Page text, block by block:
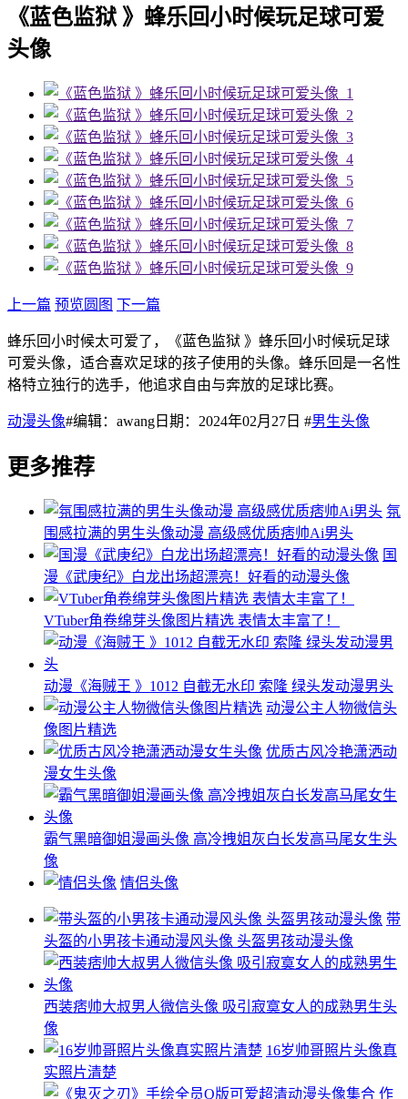
《蓝色监狱 》蜂乐回小时候玩足球可爱
头像
上一篇 预览圆图 下一篇
蜂乐回小时候太可爱了，《蓝色监狱 》蜂乐回小时候玩足球
可爱头像，适合喜欢足球的孩子使用的头像。蜂乐回是一名性
格特立独行的选手，他追求自由与奔放的足球比赛。
动漫头像#编辑：awang日期：2024年02月27日 #男生头像
更多推荐
氛
围感拉满的男生头像动漫 高级感优质痞帅Ai男头
国
漫《武庚纪》白龙出场超漂亮！好看的动漫头像
VTuber角卷绵芽头像图片精选 表情太丰富了！
动漫《海贼王 》1012 自截无水印 索隆 绿头发动漫男头
动漫公主人物微信头
像图片精选
优质古风冷艳潇洒动
漫女生头像
霸气黑暗御姐漫画头像 高冷拽姐灰白长发高马尾女生头
像
情侣头像
带
头盔的小男孩卡通动漫风头像 头盔男孩动漫头像
西装痞帅大叔男人微信头像 吸引寂寞女人的成熟男生头
像
16岁帅哥照片头像真
实照片清楚